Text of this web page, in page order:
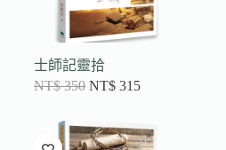
士師記靈拾
NT$350 NT$ 315